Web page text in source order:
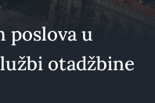
poslova u
otadžbine